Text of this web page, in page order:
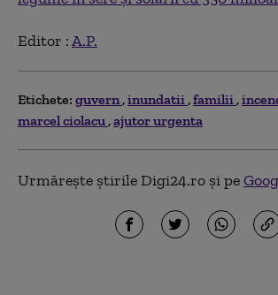
Editor :A.P.
Etichete: guvern inundatii familii
marcel ciolacu ajutor urgenta
Urmărește știrile Digi24.ro și pe